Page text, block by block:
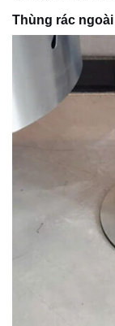
Thùng rác